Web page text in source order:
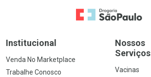
Ir para a Home
Institucional
Venda No Marketplace
Trabalhe Conosco
Nossos
Serviços
Vacinas